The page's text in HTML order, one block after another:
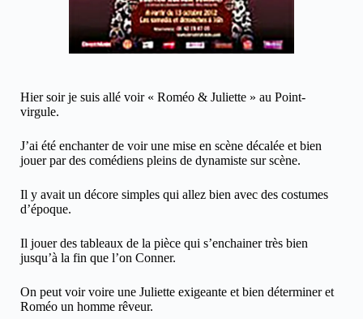
Hier soir je suis allé voir « Roméo & Juliette » au Point-
virgule.
J’ai été enchanter de voir une mise en scène décalée et bien
jouer par des comédiens pleins de dynamiste sur scène.
Il y avait un décore simples qui allez bien avec des costumes
d’époque.
Il jouer des tableaux de la pièce qui s’enchainer très bien
jusqu’à la fin que l’on Conner.
On peut voir voire une Juliette exigeante et bien déterminer et
Roméo un homme rêveur.